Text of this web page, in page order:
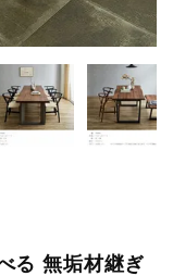
る 無垢材継ぎ